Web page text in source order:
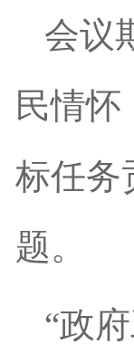
会议
民情
标任务
题。
“政